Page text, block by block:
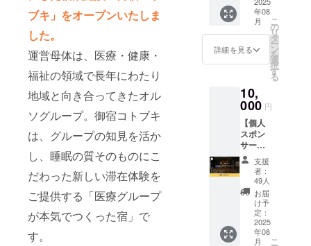
ブキ」をオープンいたしま
した。
運営母体は、医療・健康・
福祉の領域で長年にわたり
地域と向き合ってきたオル
ソグループ。御宿コトブキ
は、グループの知見を活か
し、睡眠の質そのものにこ
だわった新しい滞在体験を
ご提供する「医療グループ
が本気でつくった宿」で
す。
絹を紡ぎ、
静かに眠
り、そして
羽ばたいて
しのイメー
ジが込めら
れていま
す。 コロナ
禍の中、惜
しまれつつ
も幕を閉じ
た『旧寿荘
』の想いを
引き継ぎ、
（毎月
第二月
曜日11
時〜約1
時間）
nstagra
m、公
等）の
集客に
ついて
プロの
マーケ
ターと
ミー
ティン
グしま
す） ※
会議へ
【YUM
EMUSU
BI】快
眠アロ
ル3mlの
セット
をお送
りさせ
ていた
だきま
す。 ・
AROM
SHAMP
OO（ア
ロマ
シャン
プー）
「日常
年08
月
詳細を見る
こ
の
リ
タ
ー
ン
を
選
択
す
る
10,
000 円
【個人
スポン
サー】
湯村温
泉郷 御
宿コト
ブキの
個人ス
ポン
サーに
なれる
支援
者：
49人
お届
け予
定：
2025
年08
月
こ